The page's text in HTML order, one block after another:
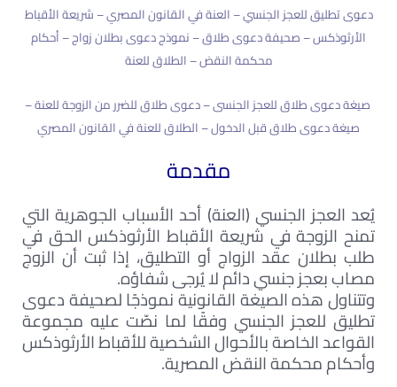
دعوى تطليق للعجز الجنسي – العنة في القانون المصري – شريعة الأقباط
الأرثوذكس – صحيفة دعوى طلاق – نموذج دعوى بطلان زواج – أحكام
محكمة النقض – الطلاق للعنة
صيغة دعوى طلاق للعجز الجنسى – دعوى طلاق للضرر من الزوجة للعنة –
صيغة دعوى طلاق قبل الدخول – الطلاق للعنة في القانون المصري
مقدمة
يُعد العجز الجنسي (العنة) أحد الأسباب الجوهرية التي
تمنح الزوجة في شريعة الأقباط الأرثوذكس الحق في
طلب بطلان عقد الزواج أو التطليق، إذا ثبت أن الزوج
مصاب بعجز جنسي دائم لا يُرجى شفاؤه.
وتتناول هذه الصيغة القانونية نموذجًا لصحيفة دعوى
تطليق للعجز الجنسي وفقًا لما نصّت عليه مجموعة
القواعد الخاصة بالأحوال الشخصية للأقباط الأرثوذكس
وأحكام محكمة النقض المصرية.